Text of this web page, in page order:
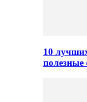
10
полезные